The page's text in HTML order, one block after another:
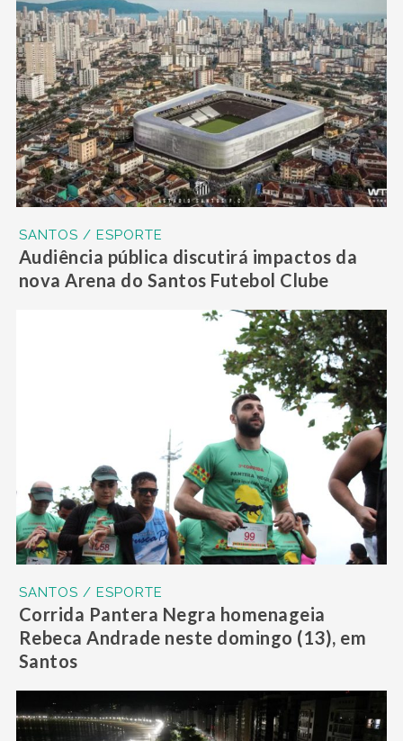
SANTOS / ESPORTE
Audiência pública discutirá impactos da
nova Arena do Santos Futebol Clube
SANTOS / ESPORTE
Corrida Pantera Negra homenageia
Rebeca Andrade neste domingo (13), em
Santos